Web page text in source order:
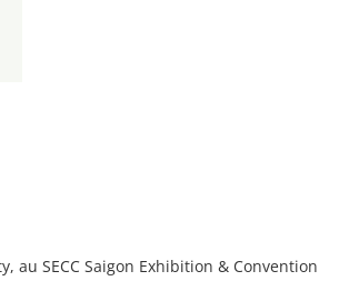
au SECC Saigon Exhibition & Convention